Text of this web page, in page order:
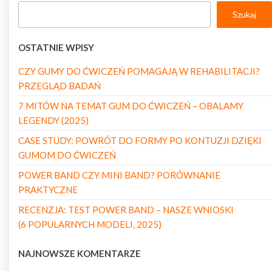
Szukaj
OSTATNIE WPISY
CZY GUMY DO ĆWICZEŃ POMAGAJĄ W REHABILITACJI?
PRZEGLĄD BADAŃ
7 MITÓW NA TEMAT GUM DO ĆWICZEŃ – OBALAMY
LEGENDY (2025)
CASE STUDY: POWRÓT DO FORMY PO KONTUZJI DZIĘKI
GUMOM DO ĆWICZEŃ
POWER BAND CZY MINI BAND? PORÓWNANIE
PRAKTYCZNE
RECENZJA: TEST POWER BAND – NASZE WNIOSKI
(6 POPULARNYCH MODELI, 2025)
NAJNOWSZE KOMENTARZE